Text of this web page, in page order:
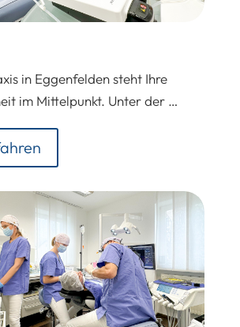
in Eggenfelden steht Ihre
im Mittelpunkt. Unter der …